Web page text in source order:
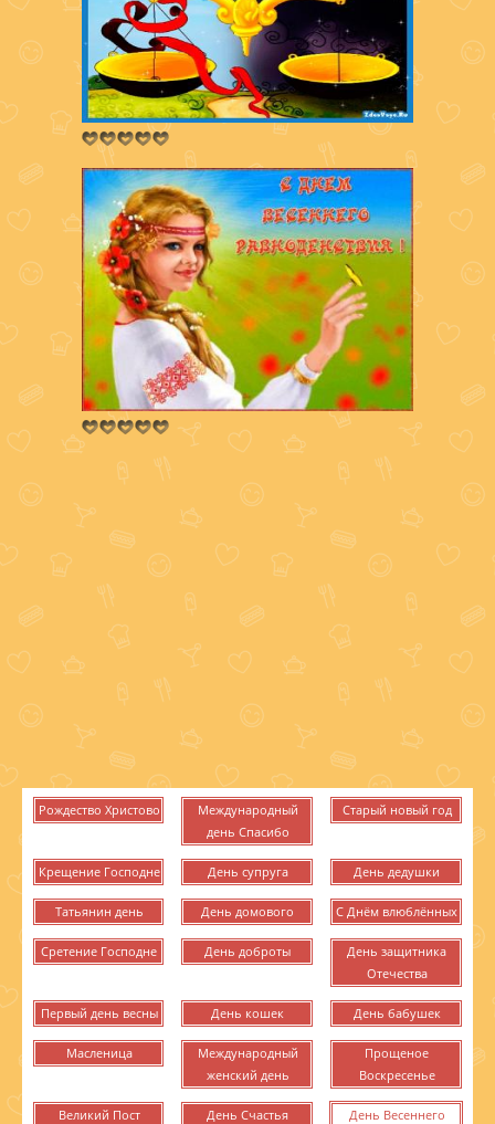
Рождество Христово
Международный
день Cпасибо
Старый новый год
Крещение Господне День супруга День дедушки
Татьянин день День домового С Днём влюблённых
Сретение Господне День доброты
День защитника
Отечества
Первый день весны День кошек День бабушек
Масленица
Международный
женский день
Прощеное
Воскресенье
Великий Пост День Счастья
День Весеннего